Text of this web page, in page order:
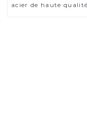
acier de haute